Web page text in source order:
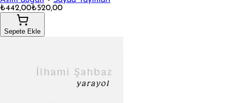
₺442,00₺520,00
Sepete Ekle